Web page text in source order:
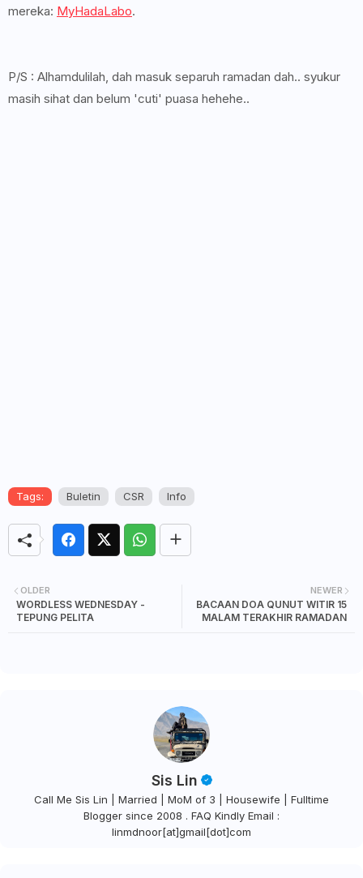
mereka: MyHadaLabo.
P/S : Alhamdulilah, dah masuk separuh ramadan dah.. syukur
masih sihat dan belum 'cuti' puasa hehehe..
Tags: Buletin CSR Info
NEWER
BACAAN DOA QUNUT WITIR 15
MALAM TERAKHIR RAMADAN
OLDER
WORDLESS WEDNESDAY -
TEPUNG PELITA
Sis Lin
Call Me Sis Lin | Married | MoM of 3 | Housewife | Fulltime
Blogger since 2008 . FAQ Kindly Email :
linmdnoor[at]gmail[dot]com